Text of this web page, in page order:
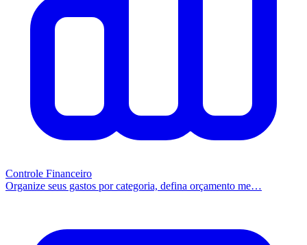
Controle Financeiro
Organize seus gastos por categoria, defina orçamento me…